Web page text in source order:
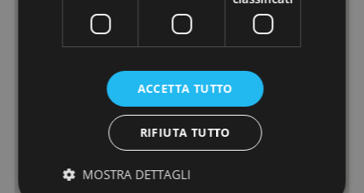
ACCETTA TUTTO
RIFIUTA TUTTO
MOSTRA DETTAGLI